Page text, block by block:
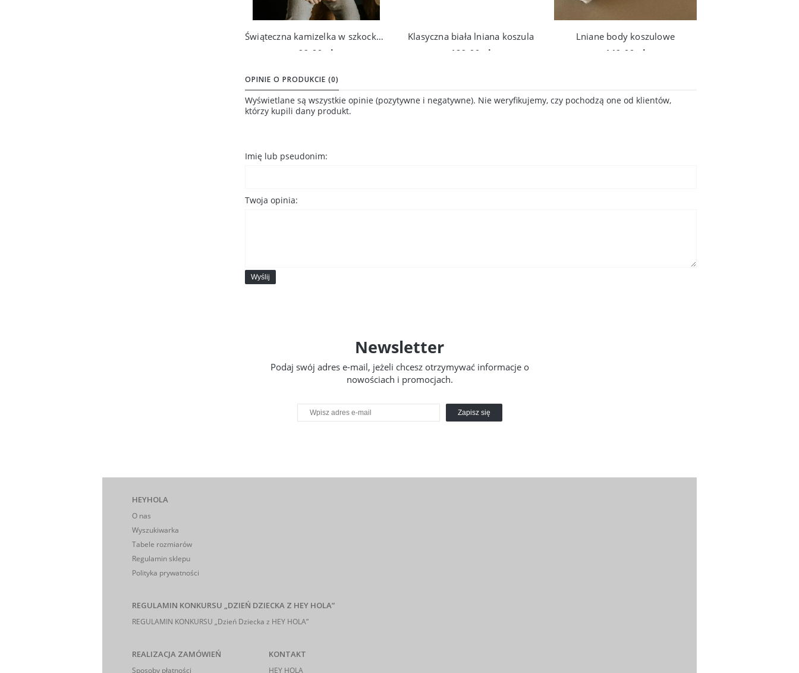
Świąteczna kamizelka w szkocką kratkę
99,00 zł
Klasyczna biała lniana koszula
129,00 zł
Lniane body koszulowe
149,00 zł
OPINIE O PRODUKCIE (0)
Wyświetlane są wszystkie opinie (pozytywne i negatywne). Nie weryfikujemy, czy pochodzą one od klientów,
którzy kupili dany produkt.
Imię lub pseudonim:
Twoja opinia:
Wyślij
Newsletter
Podaj swój adres e-mail, jeżeli chcesz otrzymywać informacje o
nowościach i promocjach.
Zapisz się
HEYHOLA
O nas
Wyszukiwarka
Tabele rozmiarów
Regulamin sklepu
Polityka prywatności
REGULAMIN KONKURSU „DZIEŃ DZIECKA Z HEY HOLA”
REGULAMIN KONKURSU „Dzień Dziecka z HEY HOLA”
REALIZACJA ZAMÓWIEŃ
Sposoby płatności
KONTAKT
HEY HOLA